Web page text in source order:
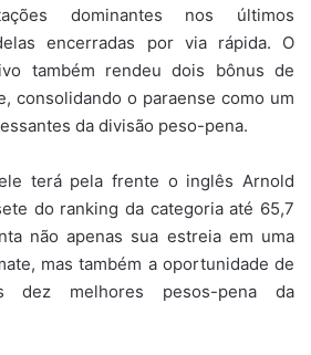
dominantes nos últimos
encerradas por via rápida. O
também rendeu dois bônus de
consolidando o paraense como um
da divisão peso-pena.
terá pela frente o inglês Arnold
do ranking da categoria até 65,7
não apenas sua estreia em uma
mas também a oportunidade de
dez melhores pesos-pena da